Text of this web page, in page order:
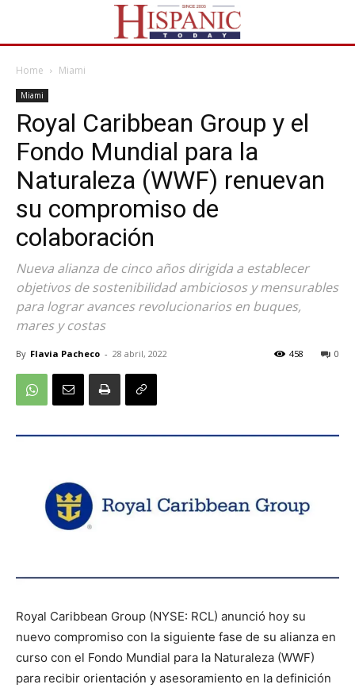
Home Miami
Miami
Royal Caribbean Group y el
Fondo Mundial para la
Naturaleza (WWF) renuevan
su compromiso de
colaboración
Nueva alianza de cinco años dirigida a establecer
objetivos de sostenibilidad ambiciosos y mensurables
para lograr avances revolucionarios en buques,
mares y costas
By Flavia Pacheco - 28 abril, 2022 0
458
Royal Caribbean Group (NYSE: RCL) anunció hoy su
nuevo compromiso con la siguiente fase de su alianza en
curso con el Fondo Mundial para la Naturaleza (WWF)
para recibir orientación y asesoramiento en la definición